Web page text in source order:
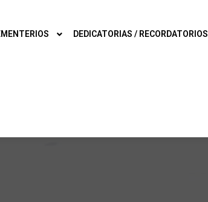
DEDICATORIAS / RECORDATORIOS